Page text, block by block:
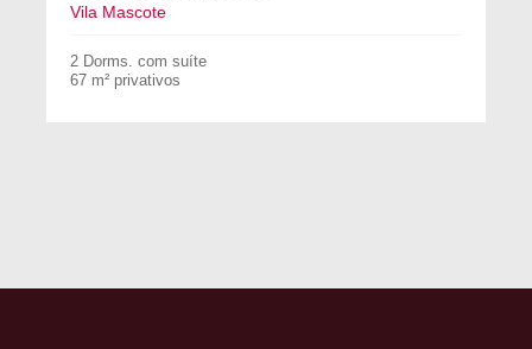
Vila Mascote
2 Dorms. com suíte
67 m² privativos